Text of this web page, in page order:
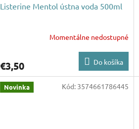
Listerine Mentol ústna voda 500ml
Momentálne nedostupné
€3,50 Do košíka
Novinka Kód: 3574661786445